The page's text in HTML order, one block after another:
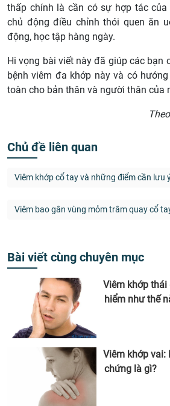
thấp chính là cần có sự hợp tác của
chủ động điều chỉnh thói quen ăn
động, học tập hàng ngày.
Hi vọng bài viết này đã giúp các bạn
bệnh viêm đa khớp này và có
toàn cho bản thân và người thân của
Chủ đề liên quan
Viêm khớp cổ tay và những điểm cần lưu
Viêm bao gân vùng mỏm trâm quay cổ
Bài viết cùng chuyên mục
Viêm khớp
hiểm như thế
Viêm khớp vai:
chứng là gì?